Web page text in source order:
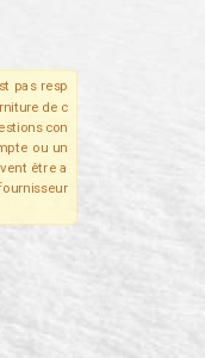
pas resp
de c
con
ou un
être a